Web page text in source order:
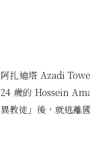
阿扎迪塔 Azadi
24 歲的 Hossein
異教徒」後，就逃離